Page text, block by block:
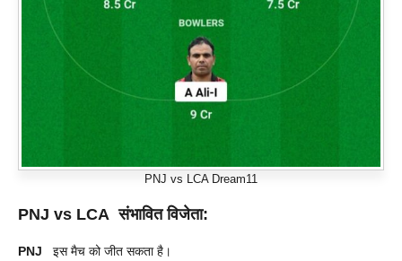
PNJ vs LCA Dream11
PNJ vs LCA संभावित विजेता:
PNJ इस मैच को जीत सकता है।